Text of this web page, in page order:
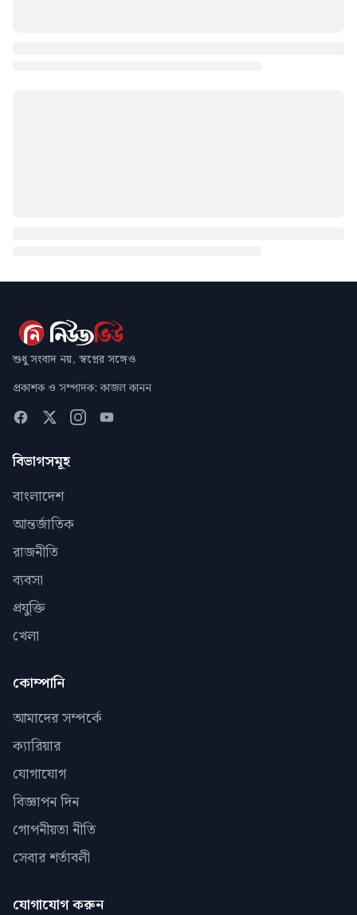
শুধু সংবাদ নয়, স্বপ্নের সঙ্গেও
প্রকাশক ও সম্পাদক: কাজল কানন
বিভাগসমূহ
বাংলাদেশ
আন্তর্জাতিক
রাজনীতি
ব্যবসা
প্রযুক্তি
খেলা
কোম্পানি
আমাদের সম্পর্কে
ক্যারিয়ার
যোগাযোগ
বিজ্ঞাপন দিন
গোপনীয়তা নীতি
সেবার শর্তাবলী
যোগাযোগ করুন